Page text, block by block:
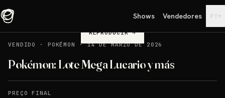
Shows Vendedores PT▾
REPRODUCIR→
VENDIDO
· POKÉMON ·14 DE MARZO DE 2026
Pokémon: Lote Mega Lucario y más
PREÇO FINAL